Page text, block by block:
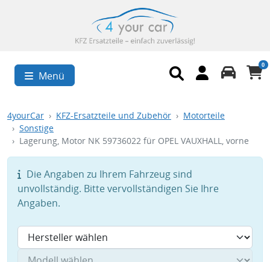
Menü
0
4yourCar KFZ-Ersatzteile und Zubehör
Motorteile
Sonstige
Lagerung, Motor NK 59736022 für OPEL VAUXHALL, vorne
Die Angaben zu Ihrem Fahrzeug sind
unvollständig. Bitte vervollständigen Sie Ihre
Angaben.